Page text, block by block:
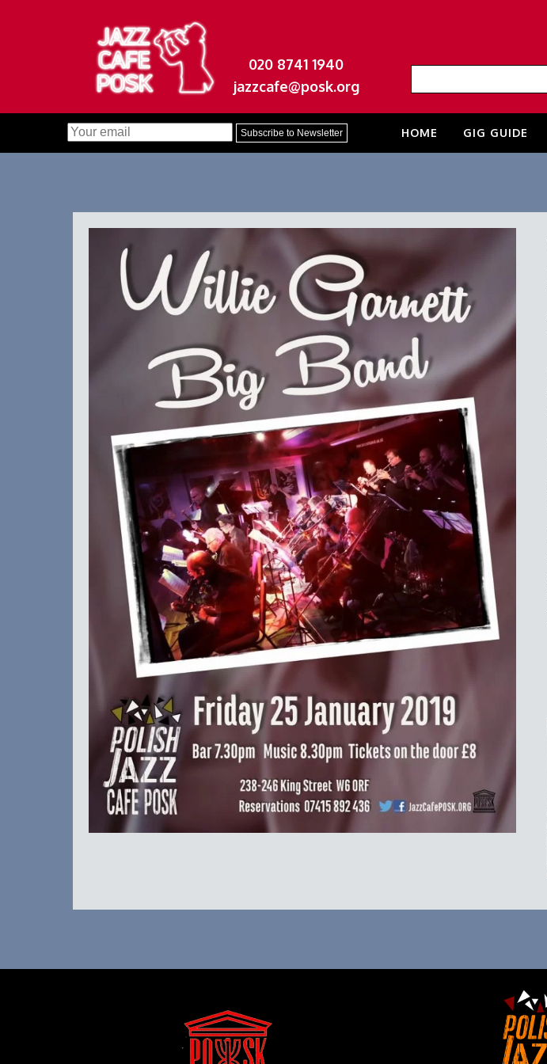
020 8741 1940
jazzcafe@posk.org
HOME GIG GUIDE